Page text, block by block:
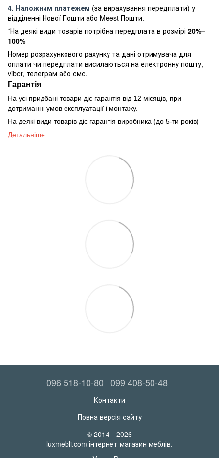
4. Наложним платежем (за вирахування передплати) у
відділенні Нової Пошти або Meest Пошти.
*На деякі види товарів потрібна передплата в розмірі 20%–
100%
Номер розрахункового рахунку та дані отримувача для
оплати чи передплати висилаються на електронну пошту,
viber, телеграм або смс.
Гарантія
На усі придбані товари діє гарантія від 12 місяців, при
дотриманні умов експлуатації і монтажу.
На деякі види товарів діє гарантія виробника (до 5-ти років)
Детальніше
096 518-10-80 099 408-50-48
Контакти
Повна версія сайту
© 2014—2026
luxmebli.com інтернет-магазин меблів.